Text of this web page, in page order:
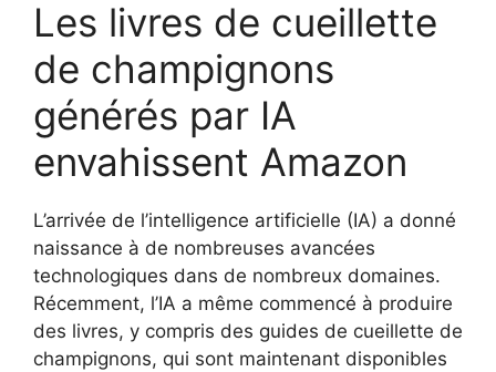
Les livres de cueillette
de champignons
générés par IA
envahissent Amazon
L’arrivée de l’intelligence artificielle (IA) a donné
naissance à de nombreuses avancées
technologiques dans de nombreux domaines.
Récemment, l’IA a même commencé à produire
des livres, y compris des guides de cueillette de
champignons, qui sont maintenant disponibles